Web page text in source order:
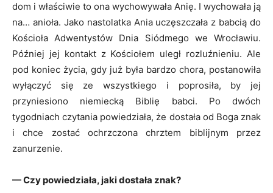
dom i właściwie to ona wychowywała Anię. I wychowała ją
na… anioła. Jako nastolatka Ania uczęszczała z babcią do
Kościoła Adwentystów Dnia Siódmego we Wrocławiu.
Później jej kontakt z Kościołem uległ rozluźnieniu. Ale
pod koniec życia, gdy już była bardzo chora, postanowiła
wyłączyć się ze wszystkiego i poprosiła, by jej
przyniesiono niemiecką Biblię babci. Po dwóch
tygodniach czytania powiedziała, że dostała od Boga znak
i chce zostać ochrzczona chrztem biblijnym przez
zanurzenie.
— Czy powiedziała, jaki dostała znak?